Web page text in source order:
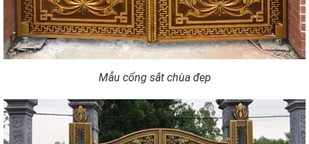
Mẫu cổng sắt chùa đẹp